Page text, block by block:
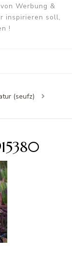
Werbung &
inspirieren soll,
!
(seufz)